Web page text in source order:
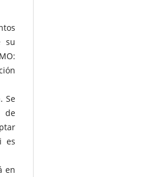
su
Se
de
es
en